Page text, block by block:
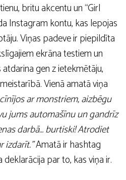
britu akcentu un “Girl
Instagram kontu, kas lepojas
Viņas padeve ir piepildīta
ekrāna testiem un
gen z ietekmētāju,
Vienā amatā viņa
ar monstriem, aizbēgu
jums automašīnu un gandrīz
darbā… burtiski! Atrodiet
izdarīt.”Amatā ir hashtag
par to, kas viņa ir.